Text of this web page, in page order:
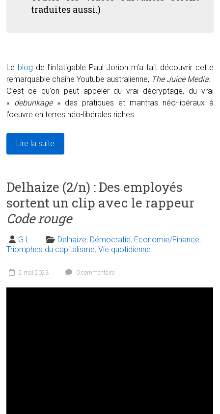
traduites aussi.)
Le blog de l’infatigable Paul Jorion m’a fait découvrir cette
remarquable chaîne Youtube australienne, The Juice Media.
C’est ce qu’on peut appeler du vrai décryptage, du vrai
« debunkage» des pratiques et mantras néo-libéraux à
l’oeuvre en terres néo-libérales riches.
Lire la suite
Delhaize (2/n) : Des employés
sortent un clip avec le rappeur
Code rouge
G L Delhaize, Démocratie, Economie/Finance,
Triomphes du capitalisme,Vie quotidienne
2 mai 2023 0 commentaire